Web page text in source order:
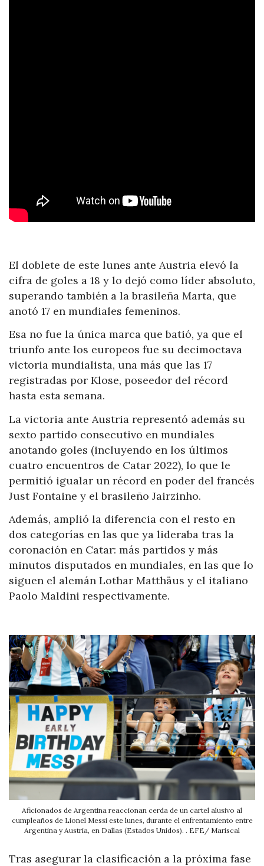
El doblete de este lunes ante Austria elevó la
cifra de goles a 18 y lo dejó como líder absoluto,
superando también a la brasileña Marta, que
anotó 17 en mundiales femeninos.
Esa no fue la única marca que batió, ya que el
triunfo ante los europeos fue su decimoctava
victoria mundialista, una más que las 17
registradas por Klose, poseedor del récord
hasta esta semana.
La victoria ante Austria representó además su
sexto partido consecutivo en mundiales
anotando goles (incluyendo en los últimos
cuatro encuentros de Catar 2022), lo que le
permitió igualar un récord en poder del francés
Just Fontaine y el brasileño Jairzinho.
Además, amplió la diferencia con el resto en
dos categorías en las que ya lideraba tras la
coronación en Catar: más partidos y más
minutos disputados en mundiales, en las que lo
siguen el alemán Lothar Matthäus y el italiano
Paolo Maldini respectivamente.
Aficionados de Argentina reaccionan cerda de un cartel alusivo al
cumpleaños de Lionel Messi este lunes, durante el enfrentamiento entre
Argentina y Austria, en Dallas (Estados Unidos). . EFE/ Mariscal
Tras asegurar la clasificación a la próxima fase